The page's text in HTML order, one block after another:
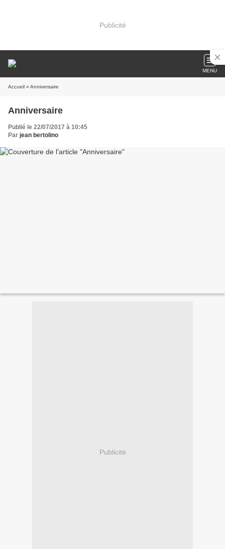
Publicité
MENU
Accueil » Anniversaire
Anniversaire
Publié le 22/07/2017 à 10:45
Par jean bertolino
Publicité